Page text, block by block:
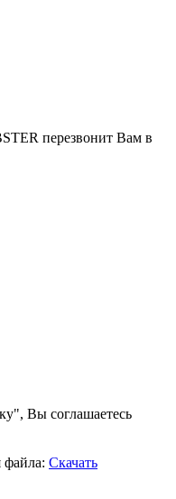
перезвонит Вам в
Вы соглашаетесь
файла: Скачать